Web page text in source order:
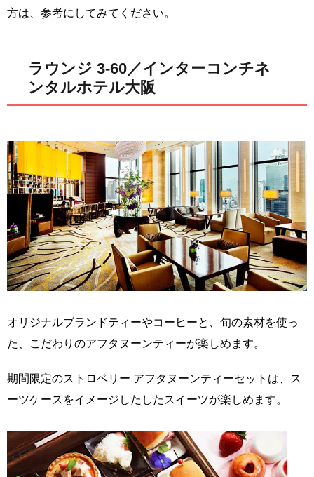
方は、参考にしてみてください。
ラウンジ 3-60／インターコンチネ
ンタルホテル大阪
オリジナルブランドティーやコーヒーと、旬の素材を使っ
た、こだわりのアフタヌーンティーが楽しめます。
期間限定のストロベリー アフタヌーンティーセットは、ス
ーツケースをイメージしたしたスイーツが楽しめます。